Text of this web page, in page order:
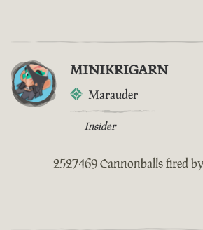
MINIKRIGARN
Marauder
Insider
2527469 Cannonballs fired